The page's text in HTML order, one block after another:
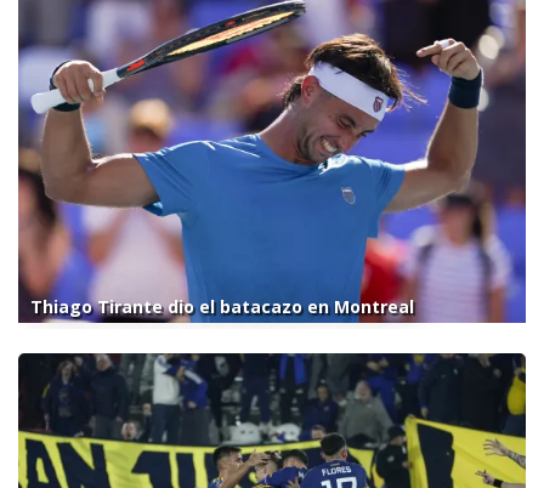
Thiago Tirante dio el batacazo en Montreal